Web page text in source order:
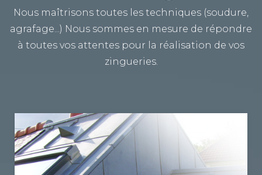
Nous maîtrisons toutes les techniques (soudure,
agrafage...) Nous sommes en mesure de répondre
à toutes vos attentes pour la réalisation de vos
zingueries.